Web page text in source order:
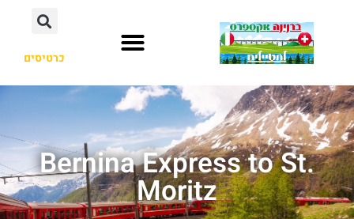
כרטיסים
Bernina Express to St.
Moritz